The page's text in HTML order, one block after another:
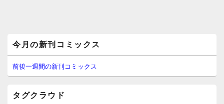
イ
ン
サ
イ
今月の新刊コミックス
前後一週間の新刊コミックス
タグクラウド